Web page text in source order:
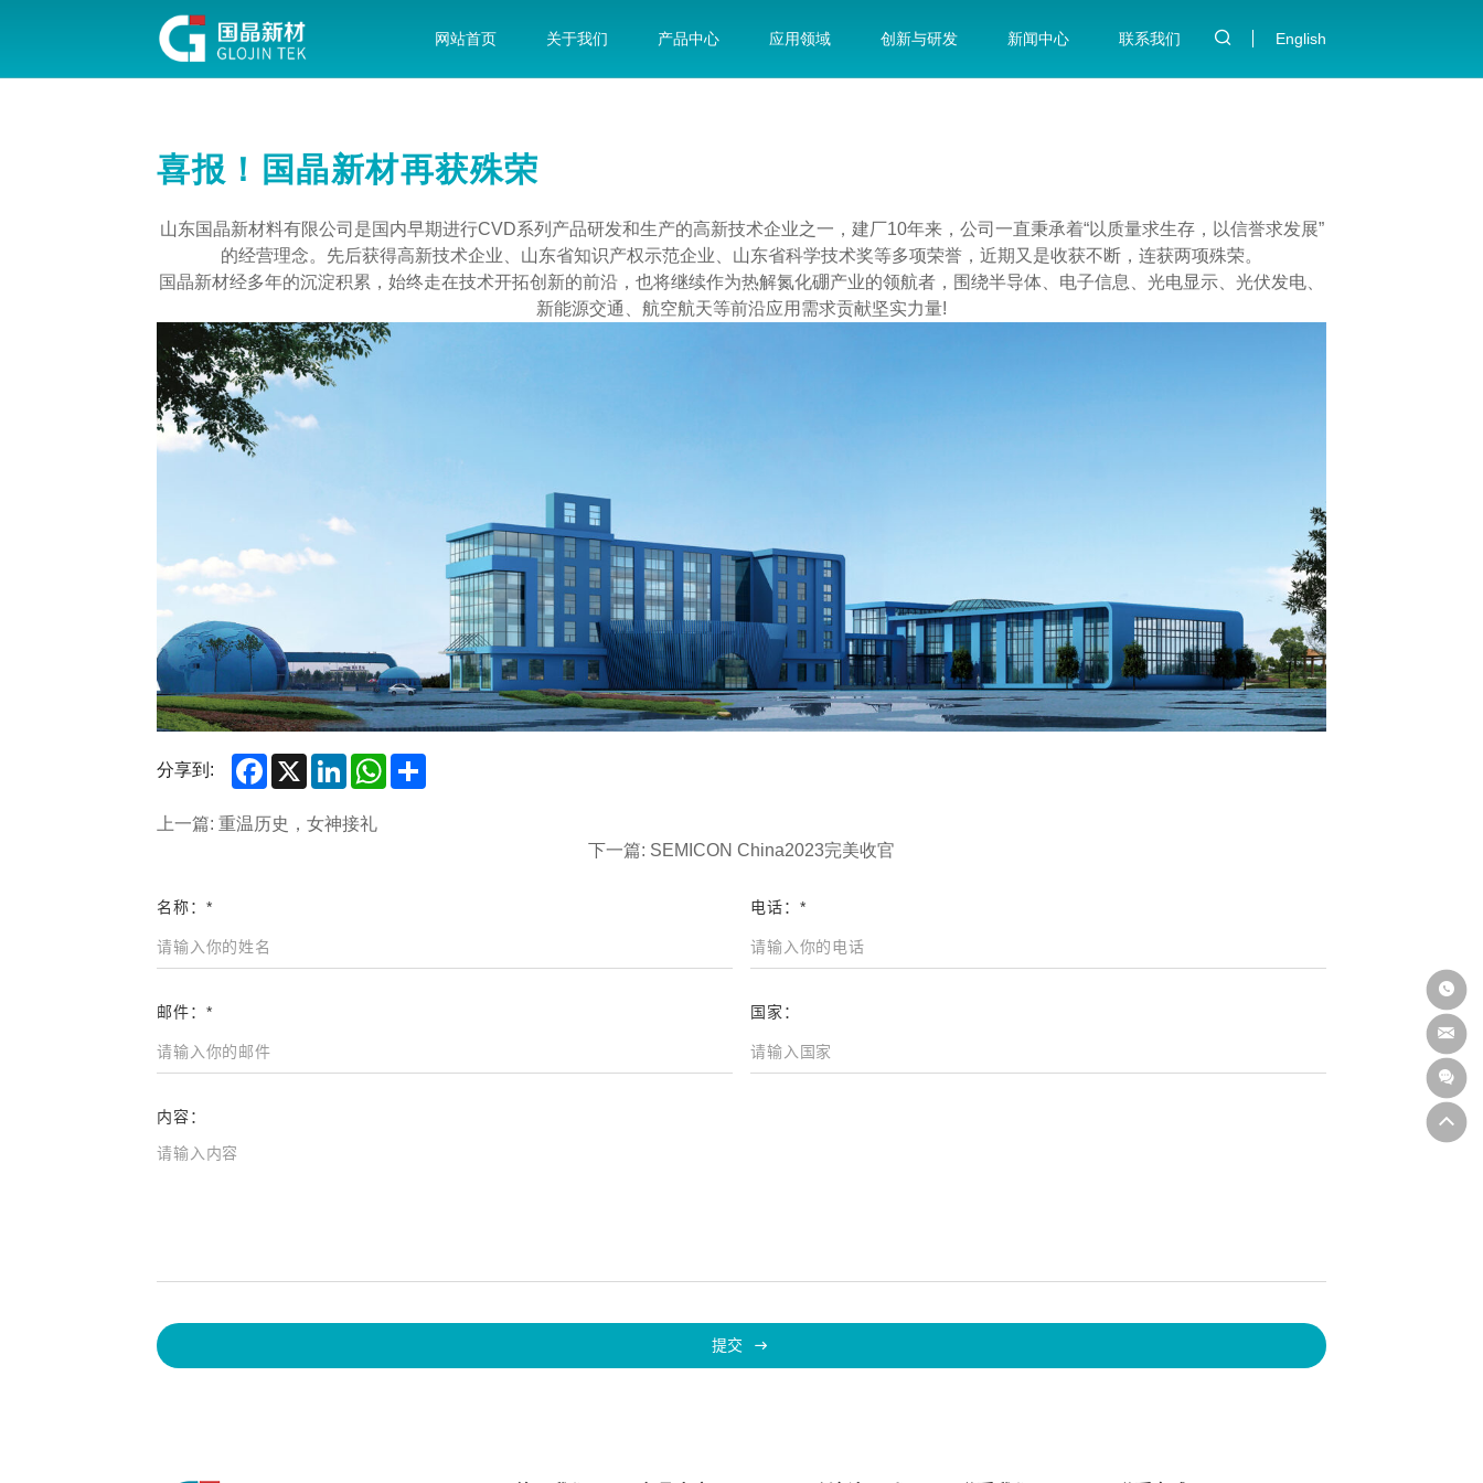
网站首页 关于我们 产品中心 应用领域 创新与研发 新闻中心 联系我们 English
喜报！国晶新材再获殊荣
山东国晶新材料有限公司是国内早期进行CVD系列产品研发和生产的高新技术企业之一，建厂10年来，公司一直秉承着“以质量求生存，以信誉求发展”
的经营理念。先后获得高新技术企业、山东省知识产权示范企业、山东省科学技术奖等多项荣誉，近期又是收获不断，连获两项殊荣。
国晶新材经多年的沉淀积累，始终走在技术开拓创新的前沿，也将继续作为热解氮化硼产业的领航者，围绕半导体、电子信息、光电显示、光伏发电、
新能源交通、航空航天等前沿应用需求贡献坚实力量!
分享到: Facebook
X LinkedInWhatsApp
上一篇: 重温历史，女神接礼
下一篇: SEMICON China2023完美收官
名称：* 电话：*
邮件：* 国家：
内容：
提交